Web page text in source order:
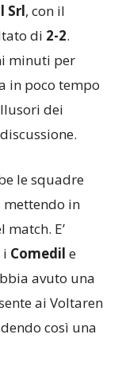
Srl, con il
di 2-2.
minuti per
in poco tempo
dei
le squadre
mettendo in
E’
i Comedil e
avuto una
ai Voltaren
così una